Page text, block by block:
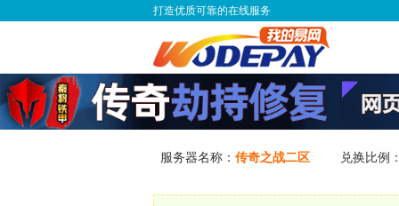
打造优质可靠的在线服务
服务器名称： 传奇之战二区 兑换比例